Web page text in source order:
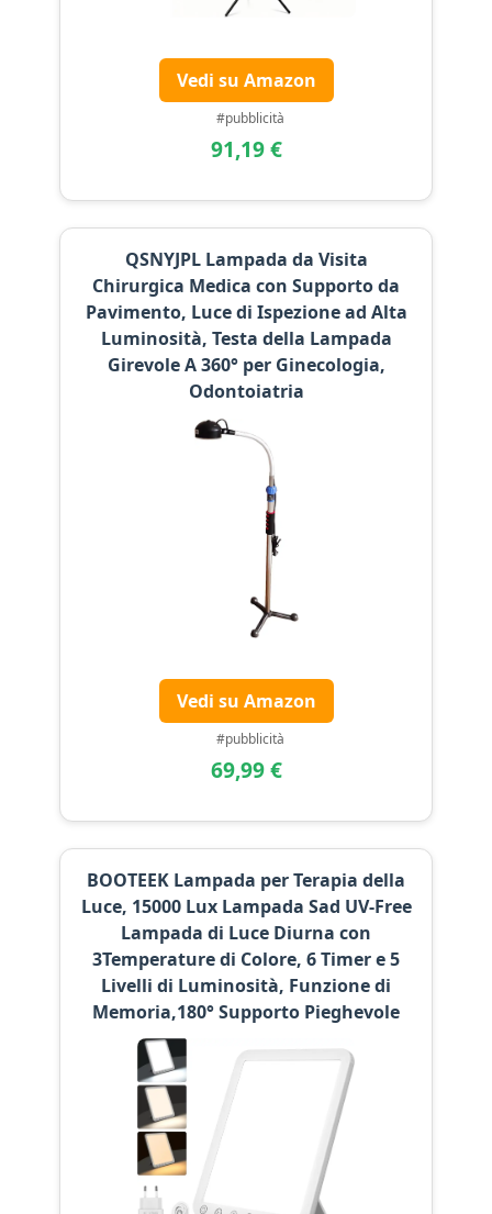
Vedi su Amazon
#pubblicità
91,19 €
QSNYJPL Lampada da Visita
Chirurgica Medica con Supporto da
Pavimento, Luce di Ispezione ad Alta
Luminosità, Testa della Lampada
Girevole A 360° per Ginecologia,
Odontoiatria
Vedi su Amazon
#pubblicità
69,99 €
BOOTEEK Lampada per Terapia della
Luce, 15000 Lux Lampada Sad UV-Free
Lampada di Luce Diurna con
3Temperature di Colore, 6 Timer e 5
Livelli di Luminosità, Funzione di
Memoria,180° Supporto Pieghevole